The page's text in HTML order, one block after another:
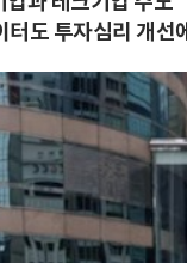
터도 투자심리 개선